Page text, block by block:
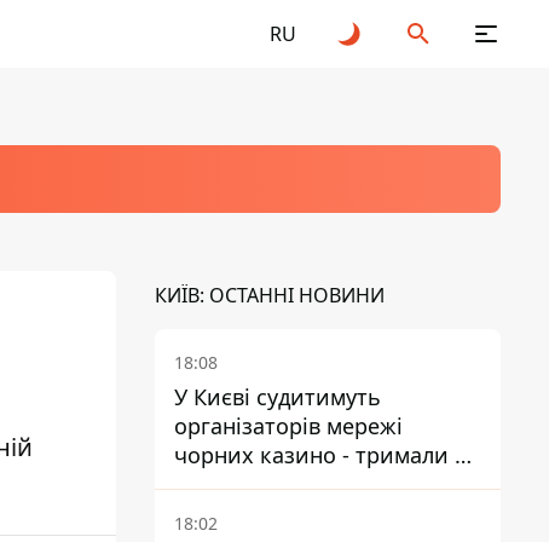
RU
КИЇВ: ОСТАННІ НОВИНИ
18:08
У Києві судитимуть
організаторів мережі
чорних казино - тримали 39
закладів
18:02